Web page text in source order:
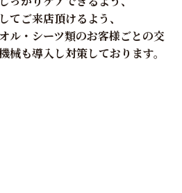
てご来店頂けるよう、
ル・シーツ類のお客様ごとの交
械も導入し対策しております。